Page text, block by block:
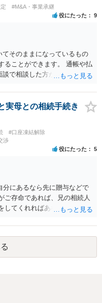
字は変えたくない・・・養
なります。 しかし 彼は成人
、全て平等にしたいと希
す。 ・・・婚姻前の契約 あ
る方法はあります。 弁護
#M&A・事業承継
役にたった 9
そのままになっているもの
ることができます。 通帳や払
で相談した方がよいと思い
実母との相続手続き
#口座凍結解除
渉
役にたった 5
にあるなら先に贈与などで
ご存命であれば、兄の相続人
してくれればあなた方兄弟及